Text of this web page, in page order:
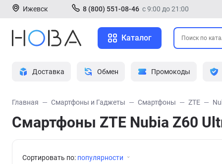
Ижевск 8 (800) 551-08-46 с 9:00 до 21:00
Каталог
Доставка Обмен Промокоды
Главная Смартфоны и Гаджеты Смартфоны ZTE
Смартфоны ZTE Nubia Z60
Сортировать по: популярности